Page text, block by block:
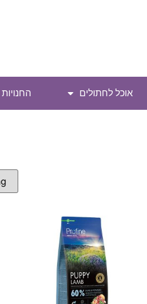
אוכל לחתולים החנויות